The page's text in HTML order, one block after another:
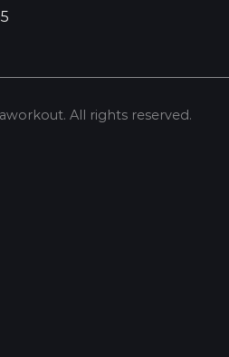
All rights reserved.